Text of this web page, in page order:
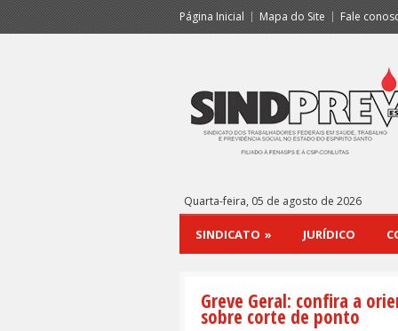
Página Inicial Mapa do Site Fale
Quarta-feira, 05 de agosto de 2026
SINDICATO » JURÍDICO
Greve Geral: confira a
sobre corte de ponto